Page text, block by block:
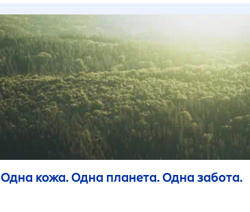
Одна кожа. Одна планета. Одна забота.